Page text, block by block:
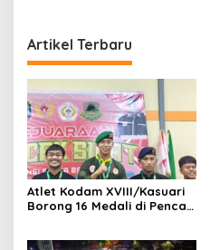
Artikel Terbaru
Atlet Kodam XVIII/Kasuari
Borong 16 Medali di Pencak